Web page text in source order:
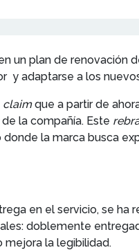
un plan de renovación
y adaptarse a los
claimque a partir de
de la compañía. Este
la marca busca
en el servicio, se ha
doblemente
mejora la legibilidad.